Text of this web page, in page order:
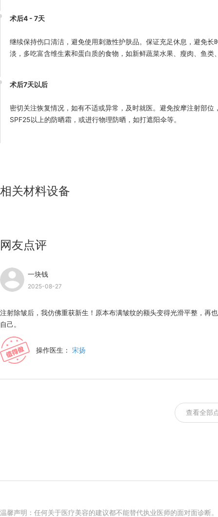
术后4 - 7天
继续保持伤口清洁，避免使用刺激性护肤品。保证充足休息，避免
淡，多吃富含维生素和蛋白质的食物，如新鲜蔬菜水果、瘦肉、鱼
术后7天以后
密切关注恢复情况，如有不适或异常，及时就医。避免按摩注射部
SPF25以上的防晒霜，或进行物理防晒，如打遮阳伞等。
相关材料设备
网友点评
一块钱
2025-08-27
注射除皱后，我仿佛重获新生！原本布满皱纹的额头变得光滑平整，再
自己。
操作医生： 宋扬
查看全部
温馨声明：任何关于医疗美容的建议都不能替代执业医师的面对面诊断